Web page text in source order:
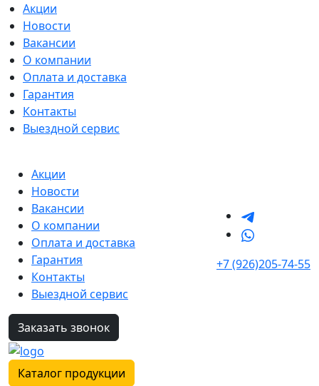
Акции
Новости
Вакансии
О компании
Оплата и доставка
Гарантия
Контакты
Выездной сервис
Акции
Новости
Вакансии
О компании
Оплата и доставка
Гарантия
Контакты
Выездной сервис
+7 (926)205-74-55
Заказать звонок
Каталог продукции